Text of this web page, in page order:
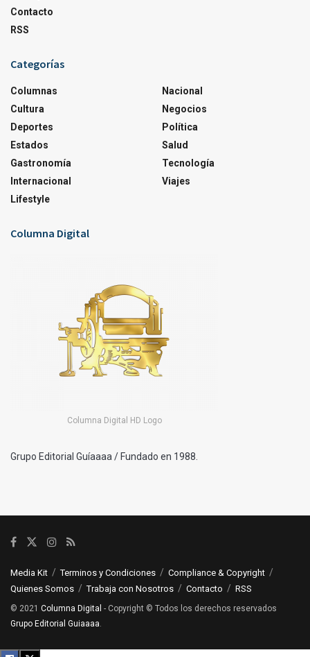
Contacto
RSS
Categorías
Columnas
Cultura
Deportes
Estados
Gastronomía
Internacional
Lifestyle
Nacional
Negocios
Política
Salud
Tecnología
Viajes
Columna Digital
Columna Digital HD Logo
Grupo Editorial Guíaaaa / Fundado en 1988.
Media Kit Terminos y Condiciones
Compliance & Copyright
Quienes Somos
Trabaja con Nosotros Contacto RSS
© 2021 Columna Digital - Copyright © Todos los derechos reservados
Grupo Editorial Guiaaaa